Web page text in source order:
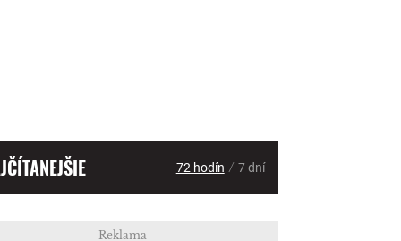
72 hodín / 7 dní
Reklama